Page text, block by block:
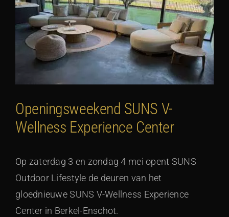
Openingsweekend SUNS V-
Wellness Experience Center
Op zaterdag 3 en zondag 4 mei opent SUNS
Outdoor Lifestyle de deuren van het
gloednieuwe SUNS V-Wellness Experience
Center in Berkel-Enschot.